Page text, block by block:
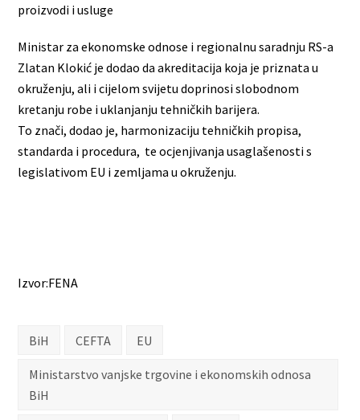
proizvodi i usluge
Ministar za ekonomske odnose i regionalnu saradnju RS-a
Zlatan Klokić je dodao da akreditacija koja je priznata u
okruženju, ali i cijelom svijetu doprinosi slobodnom
kretanju robe i uklanjanju tehničkih barijera.
To znači, dodao je, harmonizaciju tehničkih propisa,
standarda i procedura, te ocjenjivanja usaglašenosti s
legislativom EU i zemljama u okruženju.
Izvor:FENA
BiH CEFTA EU
Ministarstvo vanjske trgovine i ekonomskih odnosa
BiH